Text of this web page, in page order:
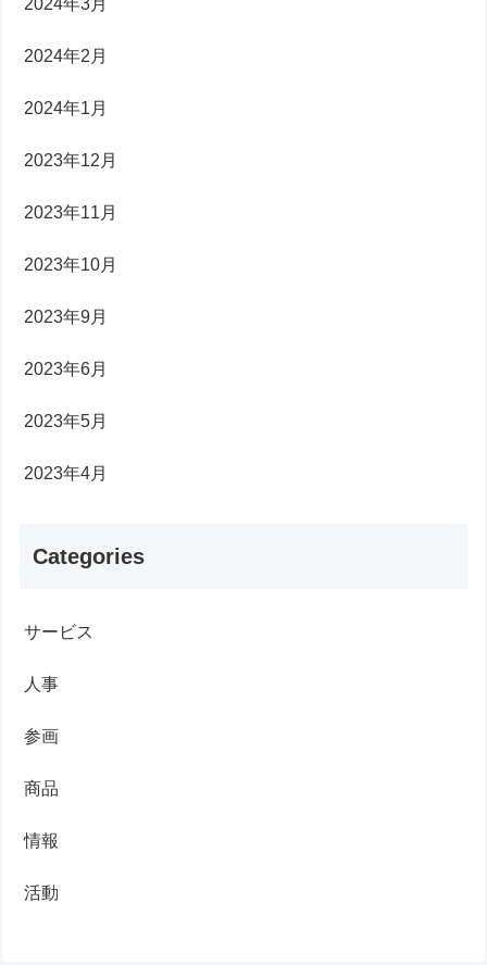
2024年2月
2024年1月
2023年12月
2023年11月
2023年10月
2023年9月
2023年6月
2023年5月
2023年4月
Categories
サービス
人事
参画
商品
情報
活動